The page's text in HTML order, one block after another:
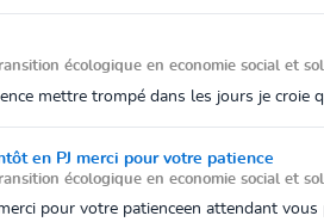
écologique en economie social et
mettre trompé dans les jours je croie
en PJ merci pour votre patience
écologique en economie social et
pour votre patienceen attendant